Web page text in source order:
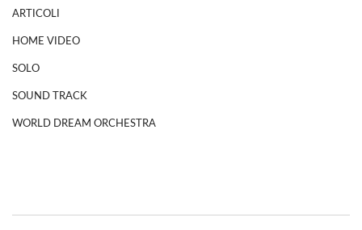
ARTICOLI
HOME VIDEO
SOLO
SOUND TRACK
WORLD DREAM ORCHESTRA